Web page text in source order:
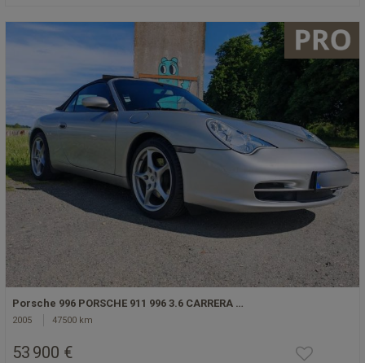
Porsche 996 PORSCHE 911 996 3.6 CARRERA …
2005 47500 km
53 900 €